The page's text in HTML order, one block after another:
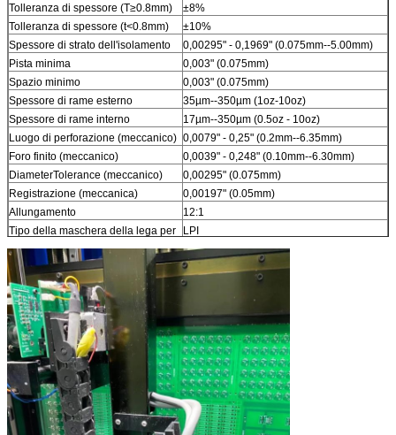
Tolleranza di spessore (T≥0.8mm)
±8%
Tolleranza di spessore (t<0.8mm)
±10%
Spessore di strato dell'isolamento
0,00295" - 0,1969" (0.075mm--5.00mm)
Pista minima
0,003" (0.075mm)
Spazio minimo
0,003" (0.075mm)
Spessore di rame esterno
35µm--350µm (1oz-10oz)
Spessore di rame interno
17µm--350µm (0.5oz - 10oz)
Luogo di perforazione (meccanico) 0,0079" - 0,25" (0.2mm--6.35mm)
Foro finito (meccanico)
0,0039" - 0,248" (0.10mm--6.30mm)
DiameterTolerance (meccanico)
0,00295" (0.075mm)
Registrazione (meccanica)
0,00197" (0.05mm)
Allungamento
12:1
Tipo della maschera della lega per
LPI
Min Soldermask Bridge
0,00315" (0.08mm)
Min Soldermask Clearance
0,00197" (0.05mm)
Spina via il diametro
0,0098" - 0,0236" (0.25mm--0.60mm)
Tolleranza di controllo di
impedenza
±10%
Finitura superficia
HASL, HASL SE, ENIG, latta di
immersione, argento di immersione, OSP,
dito dell'oro, ecc. placcato oro puro.